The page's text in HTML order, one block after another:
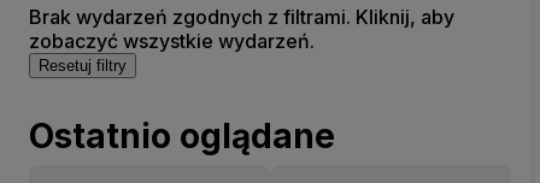
Brak wydarzeń zgodnych z filtrami. Kliknij, aby
zobaczyć wszystkie wydarzeń.
Resetuj filtry
Ostatnio oglądane